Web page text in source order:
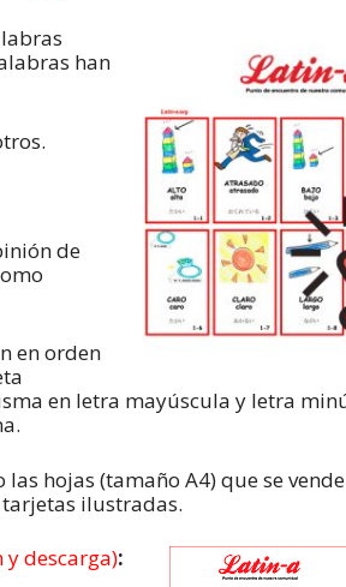
han
de
en orden
en letra mayúscula y letra
hojas (tamaño A4) que se
ilustradas.
y descarga):